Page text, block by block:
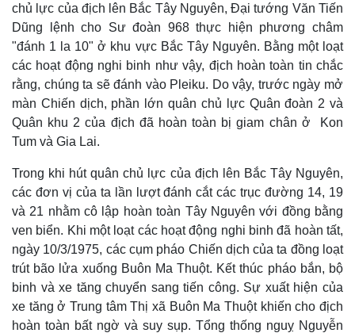
Pháp luật
Vụ án
Tin nóng
Tư vấn luật
Quân sự - Quốc phòng
Vũ khí
Việt Nam
Phân tích
chủ lực của địch lên Bắc Tây Nguyên, Đại tướng Văn Tiến
Dũng lệnh cho Sư đoàn 968 thực hiện phương châm
"đánh 1 la 10" ở khu vực Bắc Tây Nguyên. Bằng một loạt
các hoạt động nghi binh như vậy, địch hoàn toàn tin chắc
rằng, chúng ta sẽ đánh vào Pleiku. Do vậy, trước ngày mở
màn Chiến dịch, phần lớn quân chủ lực Quân đoàn 2 và
Quân khu 2 của địch đã hoàn toàn bị giam chân ở Kon
Tum và Gia Lai.
Trong khi hút quân chủ lực của địch lên Bắc Tây Nguyên,
các đơn vị của ta lần lượt đánh cắt các trục đường 14, 19
và 21 nhằm cô lập hoàn toàn Tây Nguyên với đồng bằng
ven biển. Khi một loạt các hoạt động nghi binh đã hoàn tất,
ngày 10/3/1975, các cụm pháo Chiến dịch của ta đồng loạt
trút bão lửa xuống Buôn Ma Thuột. Kết thúc pháo bắn, bộ
binh và xe tăng chuyển sang tiến công. Sự xuất hiện của
xe tăng ở Trung tâm Thị xã Buôn Ma Thuột khiến cho địch
hoàn toàn bất ngờ và suy sụp. Tổng thống nguỵ Nguyễn